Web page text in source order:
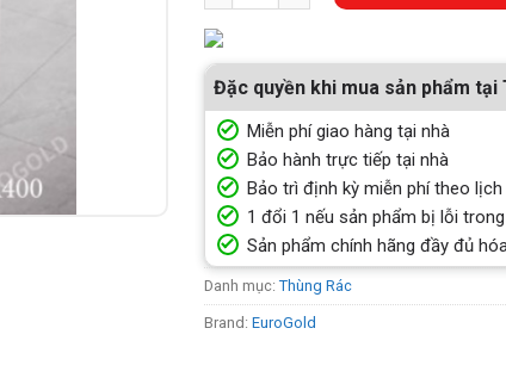
Đặc quyền khi mua sản phẩm tại
Miễn phí giao hàng tại nhà
Bảo hành trực tiếp tại nhà
Bảo trì định kỳ miễn phí theo lịch
1 đổi 1 nếu sản phẩm bị lỗi
Sản phẩm chính hãng đầy đủ
Danh mục: Thùng Rác
Brand: EuroGold